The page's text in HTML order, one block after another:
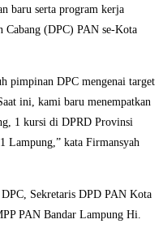
baru serta program kerja
Cabang (DPC) PAN se-Kota
pimpinan DPC mengenai target
ini, kami baru menempatkan
1 kursi di DPRD Provinsi
Lampung,” kata Firmansyah
Sekretaris DPD PAN Kota
PAN Bandar Lampung Hi.